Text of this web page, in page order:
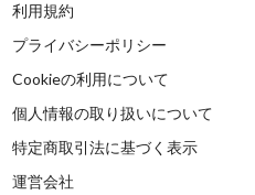
利用規約
プライバシーポリシー
Cookieの利用について
個人情報の取り扱いについて
特定商取引法に基づく表示
運営会社